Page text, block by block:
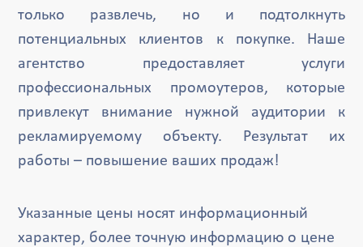
только развлечь, но и подтолкнуть
потенциальных клиентов к покупке. Наше
агентство предоставляет услуги
профессиональных промоутеров, которые
привлекут внимание нужной аудитории к
рекламируемому объекту. Результат их
работы – повышение ваших продаж!
Указанные цены носят информационный
характер, более точную информацию о цене